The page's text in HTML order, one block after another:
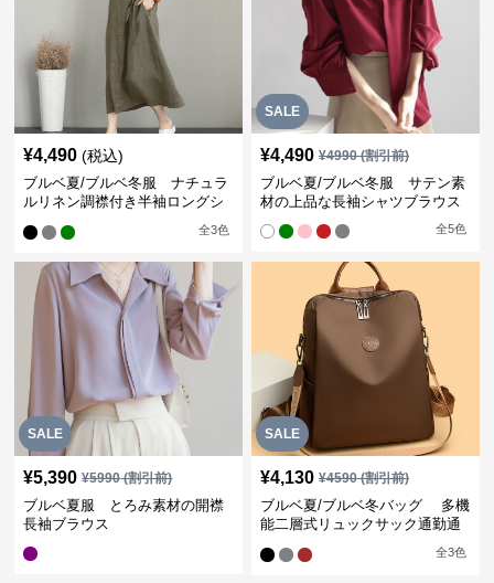
¥4,490 (税込)
ブルベ夏/ブルベ冬服 ナチュラ
ルリネン調襟付き半袖ロングシ
全3色
SALE
¥4,490 ¥4990(割引前)
ブルベ夏/ブルベ冬服 サテン素
材の上品な長袖シャツブラウス
全5色
SALE
¥5,390 ¥5990(割引前)
ブルベ夏服 とろみ素材の開襟
長袖ブラウス
SALE
¥4,130 ¥4590(割引前)
ブルベ夏/ブルベ冬バッグ 多機
能二層式リュックサック通勤通
全3色